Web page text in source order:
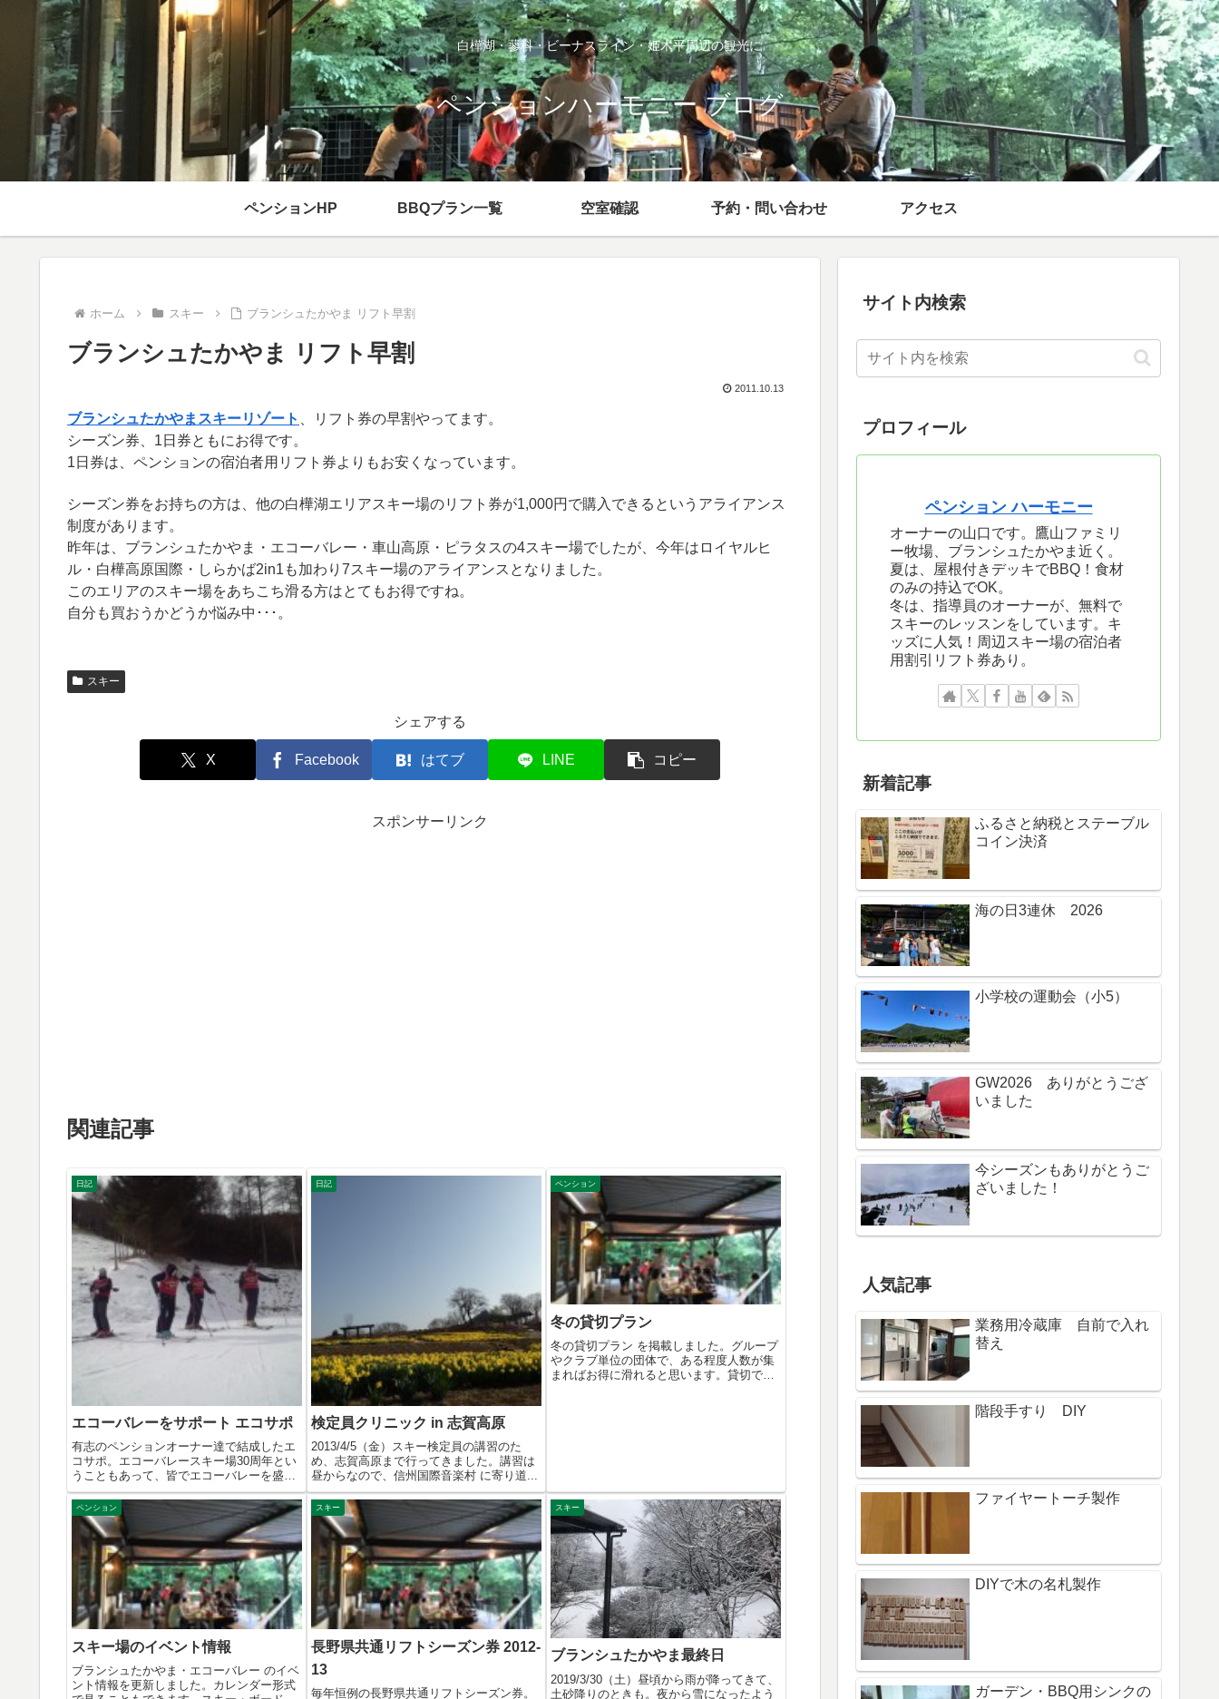
白樺湖・蓼科・ビーナスライン・姫木平周辺の観光に
ペンションハーモニー ブログ
ペンションHP BBQプラン一覧 空室確認 予約・問い合わせ アクセス
ホーム スキー ブランシュたかやま リフト早割
ブランシュたかやま リフト早割
2011.10.13
ブランシュたかやまスキーリゾート
、リフト券の早割やってます。
シーズン券、1日券ともにお得です。
1日券は、ペンションの宿泊者用リフト券よりもお安くなっています。
シーズン券をお持ちの方は、他の白樺湖エリアスキー場のリフト券が1,000円で購入できるというアライアンス
制度があります。
昨年は、ブランシュたかやま・エコーバレー・車山高原・ピラタスの4スキー場でしたが、今年はロイヤルヒ
ル・白樺高原国際・しらかば2in1も加わり7スキー場のアライアンスとなりました。
このエリアのスキー場をあちこち滑る方はとてもお得ですね。
自分も買おうかどうか悩み中･･･。
スキー
シェアする
X Facebook はてブ LINE コピー
スポンサーリンク
関連記事
日記
エコーバレーをサポート エコサポ
有志のペンションオーナー達で結成したエ
コサポ。エコーバレースキー場30周年とい
うこともあって、皆でエコーバレーを盛り
上げ...
日記
検定員クリニック in 志賀高原
2013/4/5（金）スキー検定員の講習のた
め、志賀高原まで行ってきました。講習は
昼からなので、信州国際音楽村 に寄り道...
ペンション
冬の貸切プラン
冬の貸切プラン を掲載しました。グループ
やクラブ単位の団体で、ある程度人数が集
まればお得に滑れると思います。貸切です
ペンション
スキー場のイベント情報
ブランシュたかやま・エコーバレー のイベ
ント情報を更新しました。カレンダー形式
スキー
長野県共通リフトシーズン券 2012-
13
毎年恒例の長野県共通リフトシーズン券。
スキー
ブランシュたかやま最終日
2019/3/30（土）昼頃から雨が降ってきて、
土砂降りのときも。夜から雪になったよう
サイト内検索
プロフィール
ペンション ハーモニー
オーナーの山口です。鷹山ファミリ
ー牧場、ブランシュたかやま近く。
夏は、屋根付きデッキでBBQ！食材
のみの持込でOK。
冬は、指導員のオーナーが、無料で
スキーのレッスンをしています。キ
ッズに人気！周辺スキー場の宿泊者
用割引リフト券あり。
新着記事
ふるさと納税とステーブル
コイン決済
海の日3連休 2026
小学校の運動会（小5）
GW2026 ありがとうござ
いました
今シーズンもありがとうご
ざいました！
人気記事
業務用冷蔵庫 自前で入れ
替え
階段手すり DIY
ファイヤートーチ製作
DIYで木の名札製作
ガーデン・BBQ用シンクの